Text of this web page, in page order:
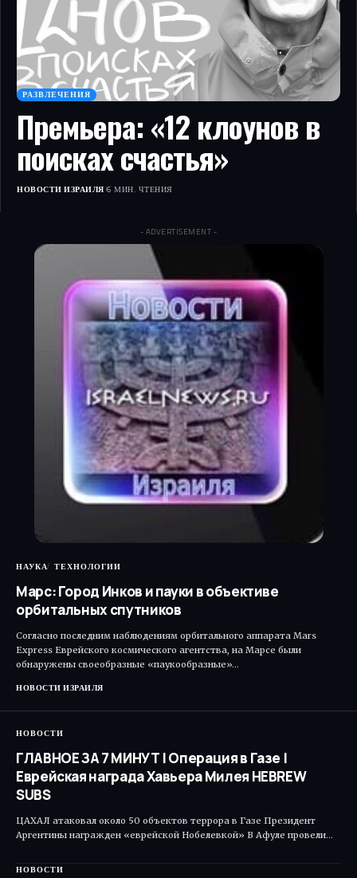
РАЗВЛЕЧЕНИЯ
Премьера: «12 клоунов в
поисках счастья»
НОВОСТИ ИЗРАИЛЯ 6 МИН. ЧТЕНИЯ
- ADVERTISEMENT -
НАУКА ТЕХНОЛОГИИ
Марс: Город Инков и пауки в объективе
орбитальных спутников
Согласно последним наблюдениям орбитального аппарата Mars
Express Еврейского космического агентства, на Марсе были
обнаружены своеобразные «паукообразные»…
НОВОСТИ ИЗРАИЛЯ
НОВОСТИ
ГЛАВНОЕ ЗА 7 МИНУТ | Операция в Газе |
Еврейская награда Хавьера Милея HEBREW
SUBS
ЦАХАЛ атаковал около 50 объектов террора в Газе Президент
Аргентины награжден «еврейской Нобелевкой» В Афуле провели…
НОВОСТИ